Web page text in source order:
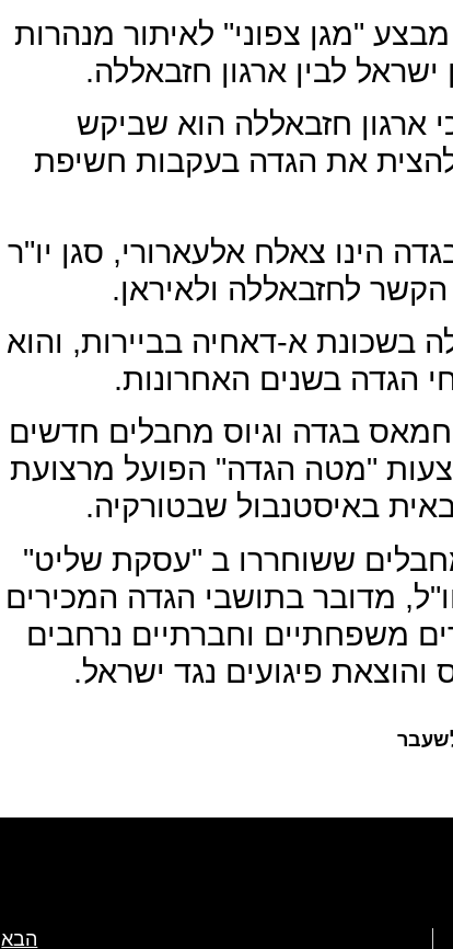
"מגן צפוני" לאיתור מנהרות
לבין ארגון חזבאללה.
חזבאללה הוא שביקש
להצית את הגדה בעקבות חשיפת
הינו צאלח אלעארורי, סגן יו"ר
לחזבאללה ולאיראן.
בשכונת א-דאחיה בביירות, והוא
הגדה בשנים האחרונות.
בגדה וגיוס מחבלים חדשים
"מטה הגדה" הפועל מרצועת
באיסטנבול שבטורקיה.
ששוחררו ב "עסקת שליט"
ולחו"ל, מדובר בתושבי הגדה המכירים
משפחתיים וחברתיים נרחבים
פיגועים נגד ישראל.
הבא